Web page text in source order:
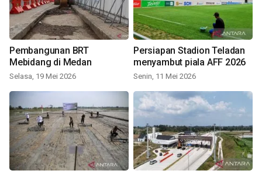
Pembangunan BRT
Mebidang di Medan
Selasa, 19 Mei 2026
Persiapan Stadion Teladan
menyambut piala AFF 2026
Senin, 11 Mei 2026